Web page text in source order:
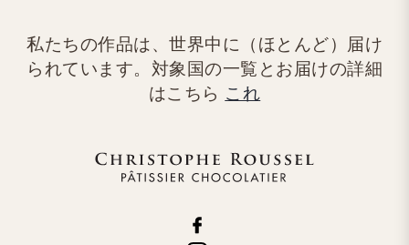
私たちの作品は、世界中に（ほとんど）届け
られています。対象国の一覧とお届けの詳細
はこちら これ